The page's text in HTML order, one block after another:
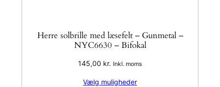
Herre solbrille med læsefelt – Gunmetal –
NYC6630 – Bifokal
145,00 kr. Inkl. moms
Vælg muligheder